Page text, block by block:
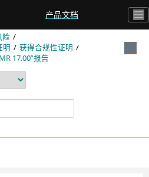
产品文档
险
明
获得合规性证明
17.00”报告